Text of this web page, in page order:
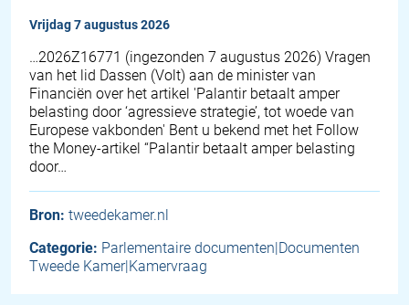
vrijdag 7 augustus 2026
… 2026Z16771 (ingezonden 7 augustus 2026) Vragen
van het lid Dassen (Volt) aan de minister van
Financiën over het artikel 'Palantir betaalt amper
belasting door ‘agressieve strategie’, tot woede van
Europese vakbonden' Bent u bekend met het Follow
the Money-artikel “Palantir betaalt amper belasting
door…
Bron: tweedekamer.nl
Categorie: Parlementaire documenten|Documenten
Tweede Kamer|Kamervraag